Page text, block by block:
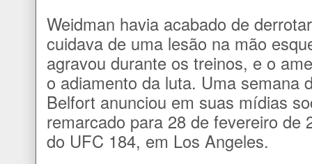
Weidman havia acabado de
cuidava de uma lesão na mão
agravou durante os treinos, e o
o adiamento da luta. Uma semana
Belfort anunciou em suas mídias
remarcado para 28 de fevereiro de
do UFC 184, em Los Angeles.